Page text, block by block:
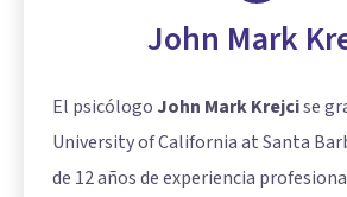
John Mark
El psicólogo John Mark Krejcise
University of California at Santa
de 12 años de experiencia